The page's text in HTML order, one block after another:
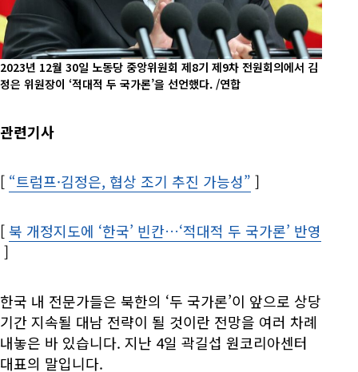
2023년 12월 30일 노동당 중앙위원회 제8기 제9차 전원회의에서 김
정은 위원장이 ‘적대적 두 국가론’을 선언했다. /연합
관련기사
[ “트럼프·김정은, 협상 조기 추진 가능성” Opens in new
]
[ 북 개정지도에 ‘한국’ 빈칸…‘적대적 두 국가론’ 반영
Opens in new window
]
한국 내 전문가들은 북한의 ‘두 국가론’이 앞으로 상당
기간 지속될 대남 전략이 될 것이란 전망을 여러 차례
내놓은 바 있습니다. 지난 4일 곽길섭 원코리아센터
대표의 말입니다.